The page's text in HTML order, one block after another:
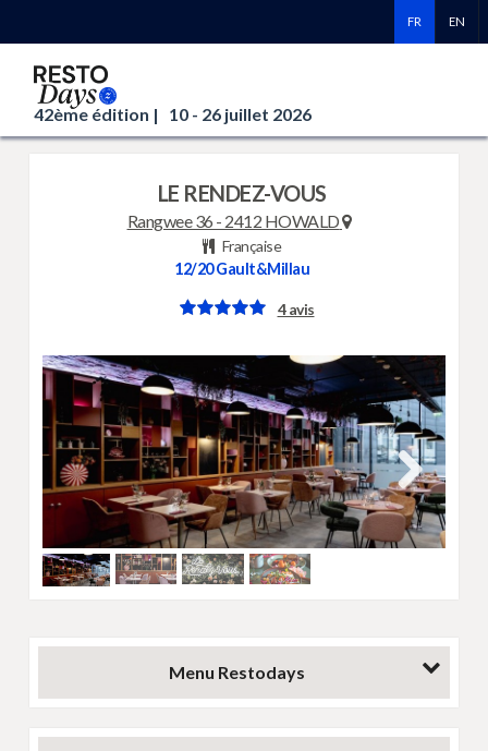
FR EN
42ème édition | 10 - 26 juillet 2026
LE RENDEZ-VOUS
Rangwee 36 - 2412 HOWALD
Française
12/20Gault&Millau
4 avis
Next
Menu Restodays